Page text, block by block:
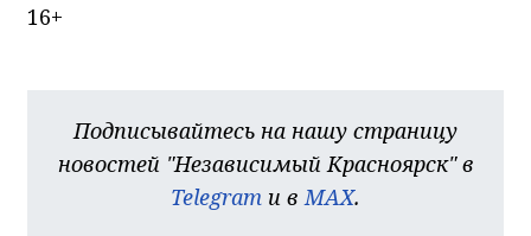
16+
Подписывайтесь на нашу страницу
новостей "Независимый Красноярск" в
Telegram и в MAX.